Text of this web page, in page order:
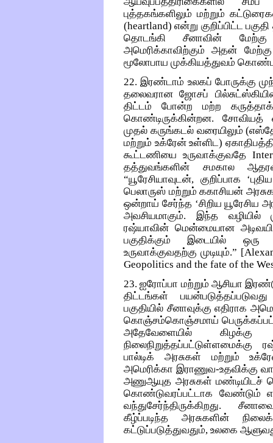
புத்தகங்களிலும் மற்றும்
(heartland) என்று குறிப்பிட்ட
தொடங்கி சீனாவின்
அமெரிக்காவிற்கும் அதன்
மூலோபாய முக்கியத்துவம் கொண்ட
22. இரண்டாம் உலகப் போருக்கு
தலைவரான ஜோசப்
திட்டம் போன்ற மற்ற
கொண்டிருக்கின்றன. சோவியத்
முதல் கருங்கடல் வரையிலும்
மற்றும் உக்ரேன் உள்ளிட)
கூட்டணியை உருவாக்குவதே
தத்துவங்களின் சமகால
“யூரேசியாவுடன், குறிப்பாக
பெலாருஸ் மற்றும் ககாசியன்
ஒன்றாய் சேர்ந்த ‘சிறிய யூரேசிய
அவசியமாகும். இந்த வழியில்
ரஷ்யாவின் மென்மையான
பகுதிக்கும் இடையில் ஒரு
உருவாக்குவதற்கு முடியும்.”
Geopolitics and the fate of the
23. ஐரோப்பா மற்றும் ஆசியா
திட்டங்கள்
பகுதியில் சீனாவுக்கு எதிராக
கொஞ்சம்கொஞ்சமாய்
அதேவேளையில்
நிலைநிறுத்தப்பட்டுள்ளமைக்கு
பால்டிக் அரசுகள் மற்றும்
அமெரிக்கா இராணுவ-உதவிக்கு
அணுஆயுத அரசுகள் மண்டியிடச்
கொண்டுவரப்பட்டாக வேண்டும்
வந்துசேர்ந்திருக்கிறது.
கீழ்ப்படிந்த அரசுகளின்
கட்டுப்படுத்துவதும், உலகை